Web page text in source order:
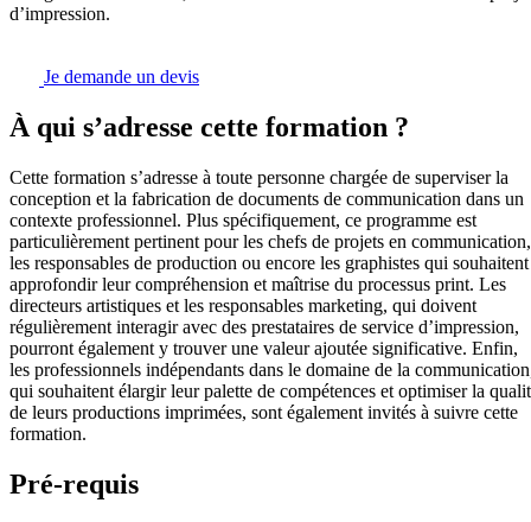
d’impression.
Je demande un devis
À qui s’adresse cette formation ?
Cette formation s’adresse à toute personne chargée de superviser la
conception et la fabrication de documents de communication dans un
contexte professionnel. Plus spécifiquement, ce programme est
particulièrement pertinent pour les chefs de projets en communication,
les responsables de production ou encore les graphistes qui souhaitent
approfondir leur compréhension et maîtrise du processus print. Les
directeurs artistiques et les responsables marketing, qui doivent
régulièrement interagir avec des prestataires de service d’impression,
pourront également y trouver une valeur ajoutée significative. Enfin,
les professionnels indépendants dans le domaine de la
qui souhaitent élargir leur palette de compétences et optimiser la
de leurs productions imprimées, sont également invités à suivre cette
formation.
Pré-requis